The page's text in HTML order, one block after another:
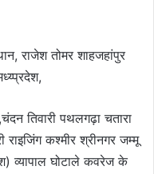
राजेश तोमर शाहजहांपुर
तिवारी पथलगढ़ा चतारा
राइजिंग कश्मीर श्रीनगर जम्मू
व्यापाल घोटाले कवरेज के